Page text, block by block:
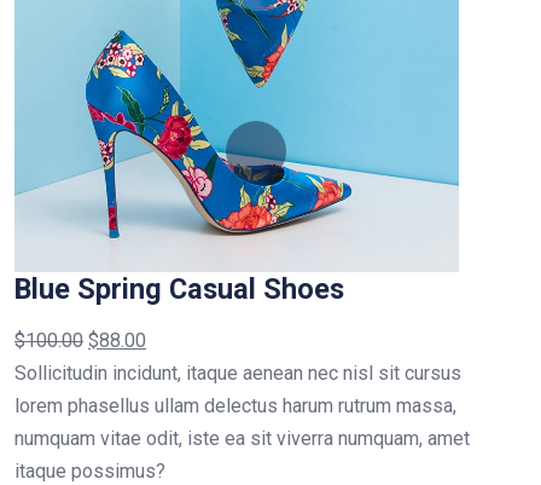
Blue Spring Casual Shoes
$100.00 $88.00
Sollicitudin incidunt, itaque aenean nec nisl sit cursus
lorem phasellus ullam delectus harum rutrum massa,
numquam vitae odit, iste ea sit viverra numquam, amet
itaque possimus?